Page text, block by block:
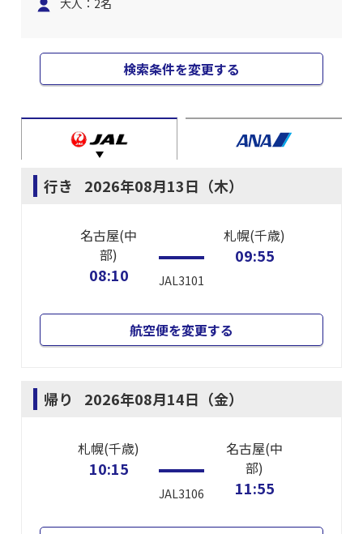
大人：2名
検索条件を変更する
行き 2026年08月13日（木）
名古屋(中
部)
08:10 JAL3101
札幌(千歳)
09:55
航空便を変更する
帰り 2026年08月14日（金）
札幌(千歳)
10:15
JAL3106
名古屋(中
部)
11:55